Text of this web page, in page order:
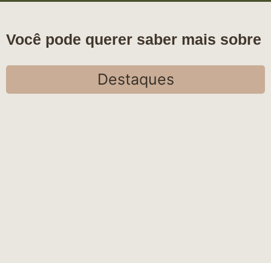
Você pode querer saber mais sobre
Destaques